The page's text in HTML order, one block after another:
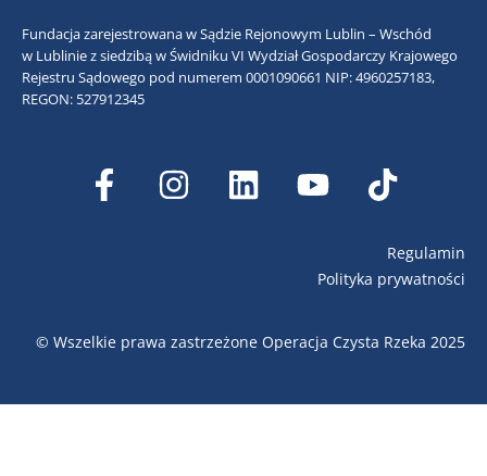
Fundacja zarejestrowana w Sądzie Rejonowym Lublin – Wschód
w Lublinie z siedzibą w Świdniku VI Wydział Gospodarczy Krajowego
Rejestru Sądowego pod numerem 0001090661 NIP: 4960257183,
REGON: 527912345
Regulamin
Polityka prywatności
© Wszelkie prawa zastrzeżone Operacja Czysta Rzeka 2025